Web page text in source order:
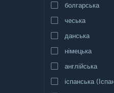
болгарська
чеська
данська
німецька
англійська
іспанська